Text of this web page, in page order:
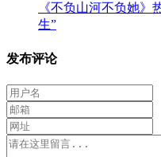
《不负山河不负她》
生”
发布评论